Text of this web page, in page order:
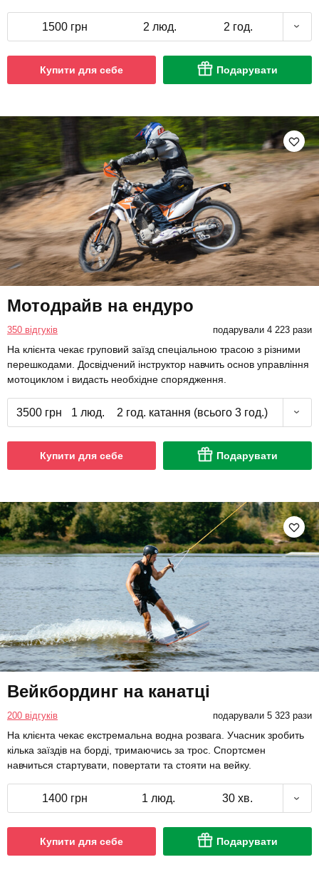
1500 грн 2 люд. 2 год.
Купити для себе Подарувати
Мотодрайв на ендуро
350 відгуків подарували 4 223 рази
На клієнта чекає груповий заїзд спеціальною трасою з різними
перешкодами. Досвідчений інструктор навчить основ управління
мотоциклом і видасть необхідне спорядження.
3500 грн 1 люд. 2 год. катання (всього 3 год.)
Купити для себе Подарувати
Вейкбординг на канатці
200 відгуків подарували 5 323 рази
На клієнта чекає екстремальна водна розвага. Учасник зробить
кілька заїздів на борді, тримаючись за трос. Спортсмен
навчиться стартувати, повертати та стояти на вейку.
1400 грн 1 люд. 30 хв.
Купити для себе Подарувати